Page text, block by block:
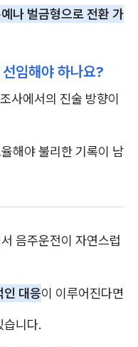
나 벌금형으로 전환 가
임해야 하나요?
사에서의 진술 방향이
해야 불리한 기록이 남
음주운전이 자연스럽
인 대응이 이루어진다면
습니다.